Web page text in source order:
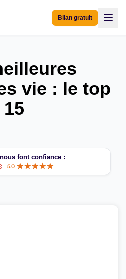
Bilan gratuit
vie : le top
15
font confiance :